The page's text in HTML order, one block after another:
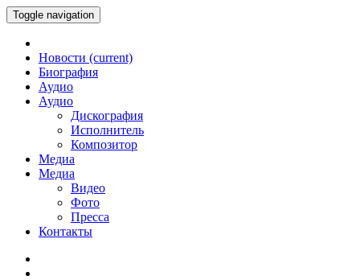
Toggle navigation
Новости (current)
Биография
Аудио
Аудио
Дискография
Исполнитель
Композитор
Медиа
Медиа
Видео
Фото
Пресса
Контакты